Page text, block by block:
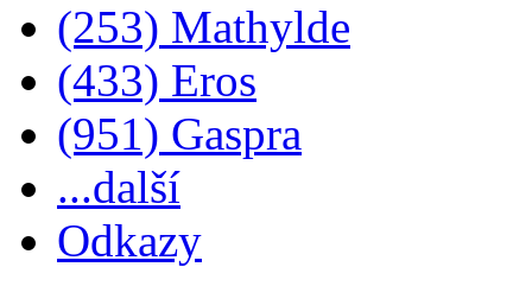
(253) Mathylde
(433) Eros
(951) Gaspra
...další
Odkazy